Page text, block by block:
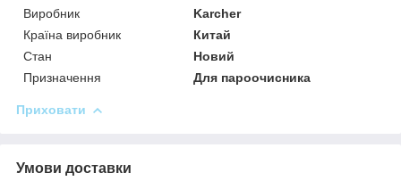
Виробник
Karcher
Країна виробник
Китай
Стан
Новий
Призначення
Для пароочисника
Приховати
Умови доставки